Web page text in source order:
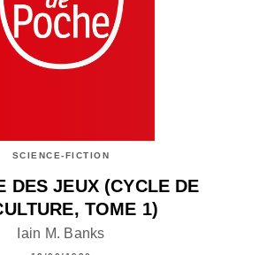
SCIENCE-FICTION
DES JEUX (CYCLE DE
TOME 1)
Iain M. Banks